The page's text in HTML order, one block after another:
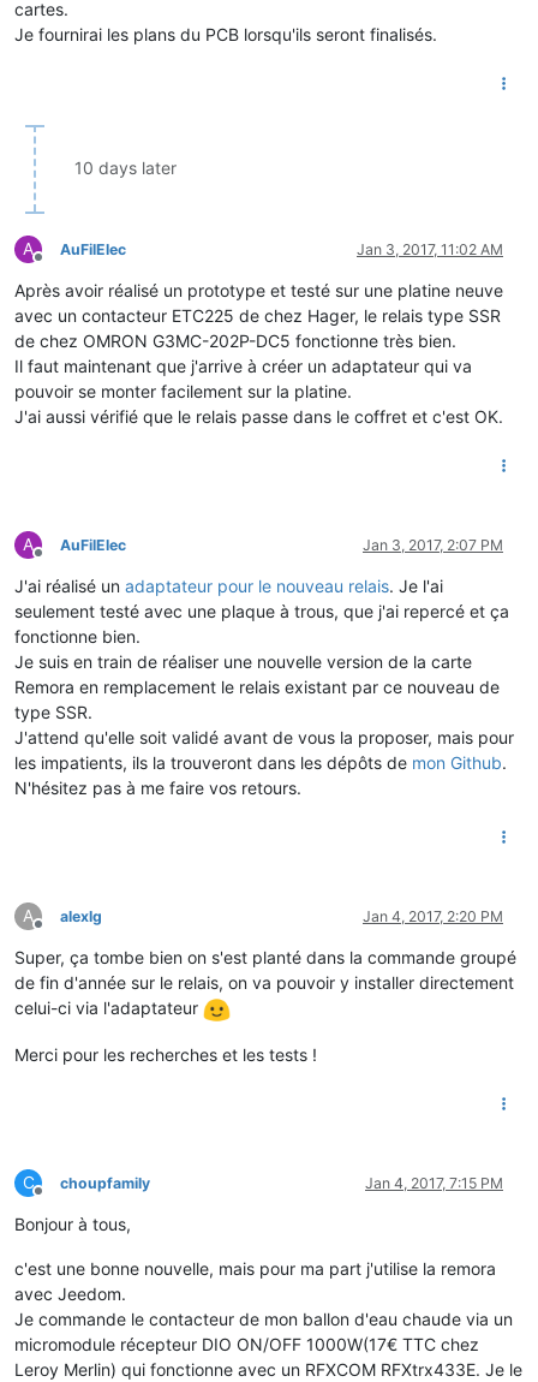
cartes.
Je fournirai les plans du PCB lorsqu'ils seront finalisés.
10 days later
A
Offline
AuFilElec Jan 3, 2017, 11:02 AM
Après avoir réalisé un prototype et testé sur une platine neuve
avec un contacteur ETC225 de chez Hager, le relais type SSR
de chez OMRON G3MC-202P-DC5 fonctionne très bien.
Il faut maintenant que j'arrive à créer un adaptateur qui va
pouvoir se monter facilement sur la platine.
J'ai aussi vérifié que le relais passe dans le coffret et c'est OK.
A
Offline
AuFilElec Jan 3, 2017, 2:07 PM
J'ai réalisé un adaptateur pour le nouveau relais. Je l'ai
seulement testé avec une plaque à trous, que j'ai repercé et ça
fonctionne bien.
Je suis en train de réaliser une nouvelle version de la carte
Remora en remplacement le relais existant par ce nouveau de
type SSR.
J'attend qu'elle soit validé avant de vous la proposer, mais pour
les impatients, ils la trouveront dans les dépôts de mon Github.
N'hésitez pas à me faire vos retours.
A
Offline
alexlg Jan 4, 2017, 2:20 PM
Super, ça tombe bien on s'est planté dans la commande groupé
de fin d'année sur le relais, on va pouvoir y installer directement
celui-ci via l'adaptateur
Merci pour les recherches et les tests !
C
Offline
choupfamily Jan 4, 2017, 7:15 PM
Bonjour à tous,
c'est une bonne nouvelle, mais pour ma part j'utilise la remora
avec Jeedom.
Je commande le contacteur de mon ballon d'eau chaude via un
micromodule récepteur DIO ON/OFF 1000W(17€ TTC chez
Leroy Merlin) qui fonctionne avec un RFXCOM RFXtrx433E. Je le